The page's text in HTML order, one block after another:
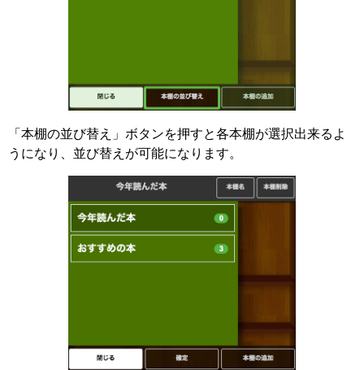
「本棚の並び替え」ボタンを押すと各本棚が選択出来るよ
うになり、並び替えが可能になります。